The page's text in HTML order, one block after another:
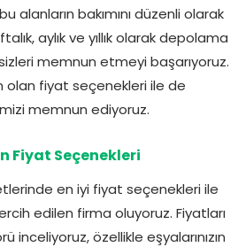
alanların bakımını düzenli olarak
aylık ve yıllık olarak depolama
memnun etmeyi başarıyoruz.
olan fiyat seçenekleri ile de
memnun ediyoruz.
Fiyat Seçenekleri
en iyi fiyat seçenekleri ile
edilen firma oluyoruz. Fiyatları
inceliyoruz, özellikle eşyalarınızın